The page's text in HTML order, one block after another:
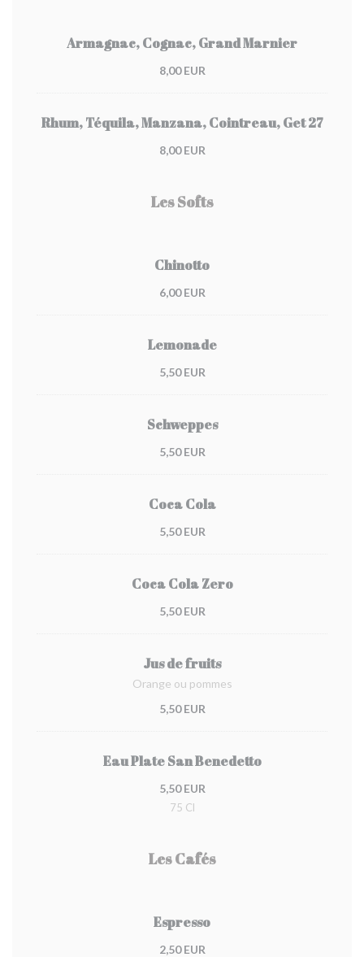
Armagnac, Cognac, Grand Marnier
8,00 EUR
Rhum, Téquila, Manzana, Cointreau, Get 27
8,00 EUR
Les Softs
Chinotto
6,00 EUR
Lemonade
5,50 EUR
Schweppes
5,50 EUR
Coca Cola
5,50 EUR
Coca Cola Zero
5,50 EUR
Jus de fruits
Orange ou pommes
5,50 EUR
Eau Plate San Benedetto
5,50 EUR
75 Cl
Les Cafés
Espresso
2,50 EUR